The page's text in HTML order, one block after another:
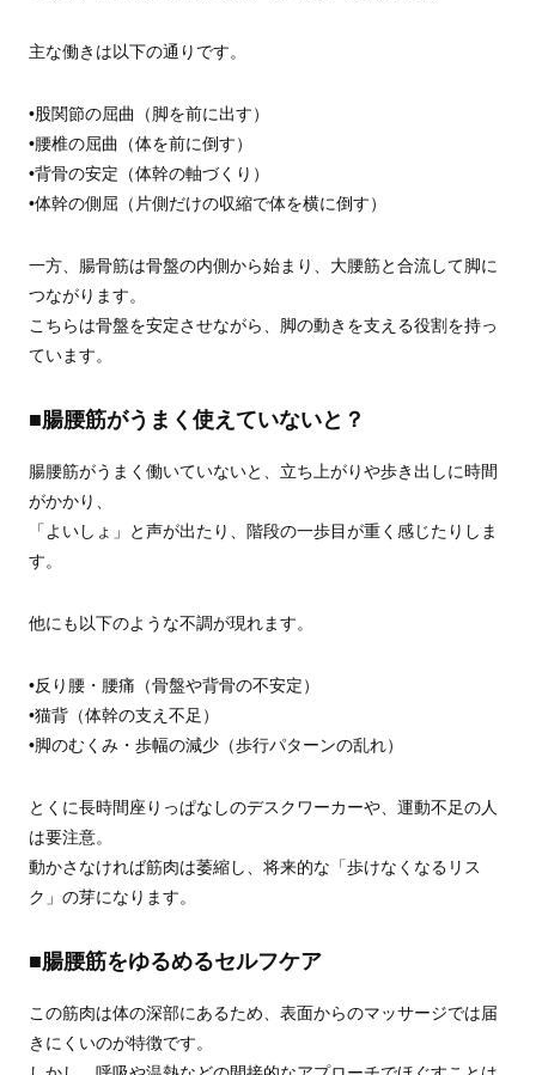
主な働きは以下の通りです。
•股関節の屈曲（脚を前に出す）
•腰椎の屈曲（体を前に倒す）
•背骨の安定（体幹の軸づくり）
•体幹の側屈（片側だけの収縮で体を横に倒す）
一方、腸骨筋は骨盤の内側から始まり、大腰筋と合流して脚に
つながります。
こちらは骨盤を安定させながら、脚の動きを支える役割を持っ
ています。
■腸腰筋がうまく使えていないと？
腸腰筋がうまく働いていないと、立ち上がりや歩き出しに時間
がかかり、
「よいしょ」と声が出たり、階段の一歩目が重く感じたりしま
す。
他にも以下のような不調が現れます。
•反り腰・腰痛（骨盤や背骨の不安定）
•猫背（体幹の支え不足）
•脚のむくみ・歩幅の減少（歩行パターンの乱れ）
とくに長時間座りっぱなしのデスクワーカーや、運動不足の人
は要注意。
動かさなければ筋肉は萎縮し、将来的な「歩けなくなるリス
ク」の芽になります。
■腸腰筋をゆるめるセルフケア
この筋肉は体の深部にあるため、表面からのマッサージでは届
きにくいのが特徴です。